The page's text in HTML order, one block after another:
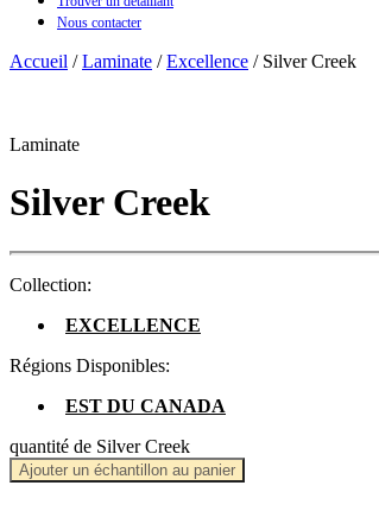
Nous contacter
Accueil /Laminate /Excellence / Silver Creek
Laminate
Silver Creek
Collection:
EXCELLENCE
Régions Disponibles:
EST DU CANADA
quantité de Silver Creek
Ajouter un échantillon au panier